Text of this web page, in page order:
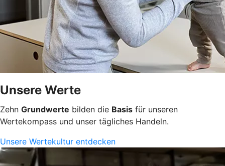
Unsere Werte
Zehn Grundwerte bilden die Basis für unseren
Wertekompass und unser tägliches Handeln.
Unsere Wertekultur entdecken